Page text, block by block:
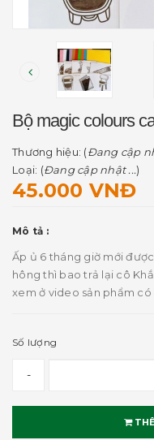
Bộ magic colours
Thương hiệu: (Đang cập
Loại: (Đang cập nhật ...)
45.000 VNĐ
Mô tả :
Ấp ủ 6 tháng giờ mới
hông thì bao trả lại cô
xem ở video sản phẩm
Số lượng
-